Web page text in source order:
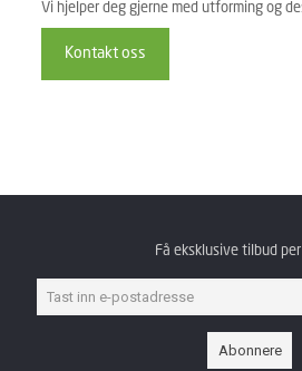
Vi hjelper deg gjerne med utforming og
Kontakt oss
Få eksklusive tilbud